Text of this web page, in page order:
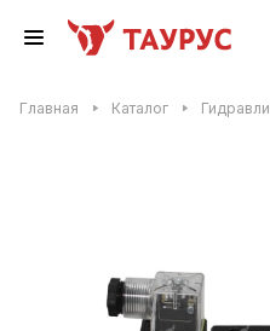
Главная Каталог